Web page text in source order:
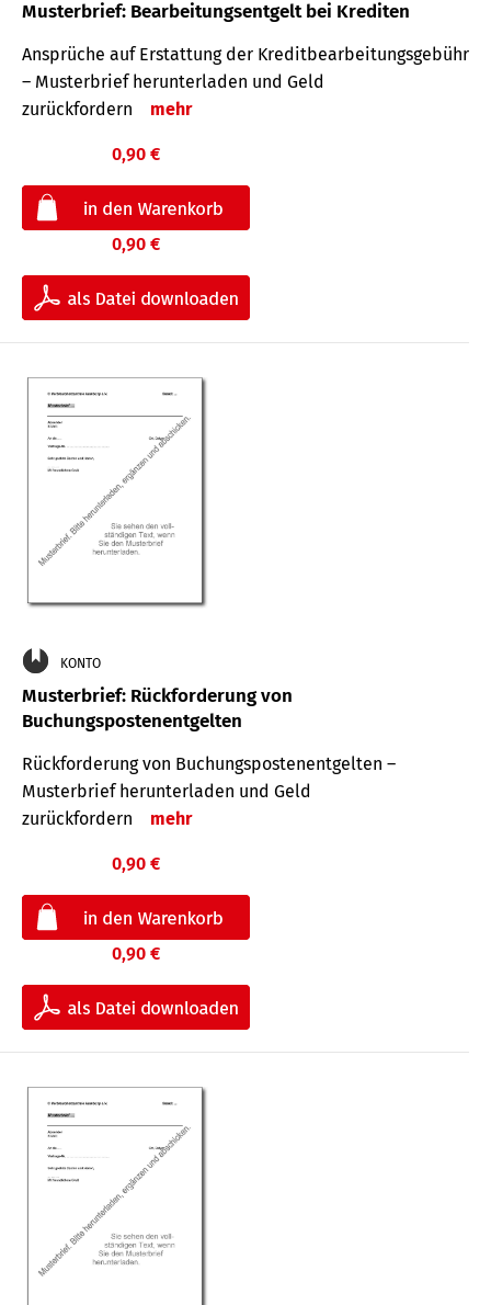
Musterbrief: Bearbeitungsentgelt bei Krediten
Ansprüche auf Erstattung der Kreditbearbeitungsgebühr
– Musterbrief herunterladen und Geld
zurückfordern
mehr
0,90 €
0,90 €
KONTO
Musterbrief: Rückforderung von
Buchungspostenentgelten
Rückforderung von Buchungspostenentgelten –
Musterbrief herunterladen und Geld
zurückfordern
mehr
0,90 €
0,90 €